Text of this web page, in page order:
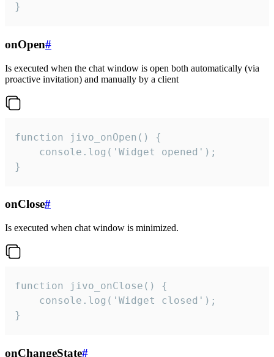
}
onOpen#
Is executed when the chat window is open both automatically (via
proactive invitation) and manually by a client
function jivo_onOpen() {
    console.log('Widget opened');
}
onClose#
Is executed when chat window is minimized.
function jivo_onClose() {
    console.log('Widget closed');
}
onChangeState#